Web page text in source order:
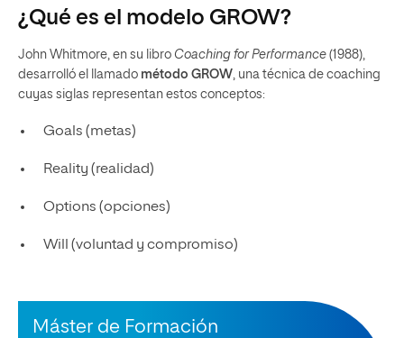
¿Qué es el modelo GROW?
John Whitmore, en su libro Coaching for Performance (1988),
desarrolló el llamado método GROW , una técnica de coaching
cuyas siglas representan estos conceptos:
Goals (metas)
Reality (realidad)
Options (opciones)
Will (voluntad y compromiso)
Máster de Formación